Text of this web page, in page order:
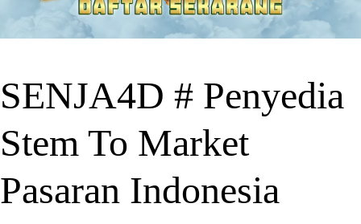
SENJA4D # Penyedia
Stem To Market
Pasaran Indonesia